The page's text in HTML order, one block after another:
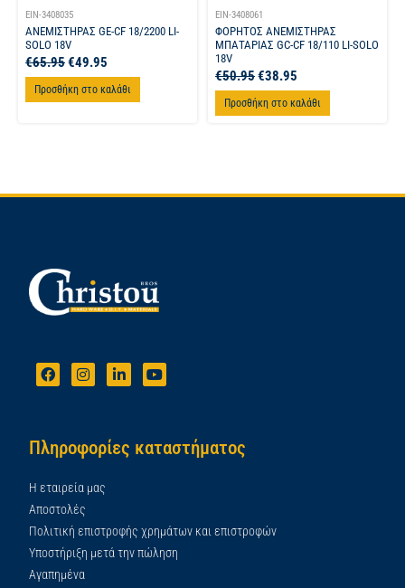
EIN-3408035
ΑΝΕΜΙΣΤΗΡΑΣ GE-CF 18/2200 LI-
SOLO 18V
€65.95€49.95
Προσθήκη στο καλάθι
EIN-3408061
ΦΟΡΗΤΟΣ ΑΝΕΜΙΣΤΗΡΑΣ
ΜΠΑΤΑΡΙΑΣ GC-CF 18/110 LI-SOLO
18V
€50.95€38.95
Προσθήκη στο καλάθι
Πληροφορίες καταστήματος
Η εταιρεία μας
Αποστολές
Πολιτική επιστροφής χρημάτων και επιστροφών
Υποστήριξη μετά την πώληση
Αγαπημένα